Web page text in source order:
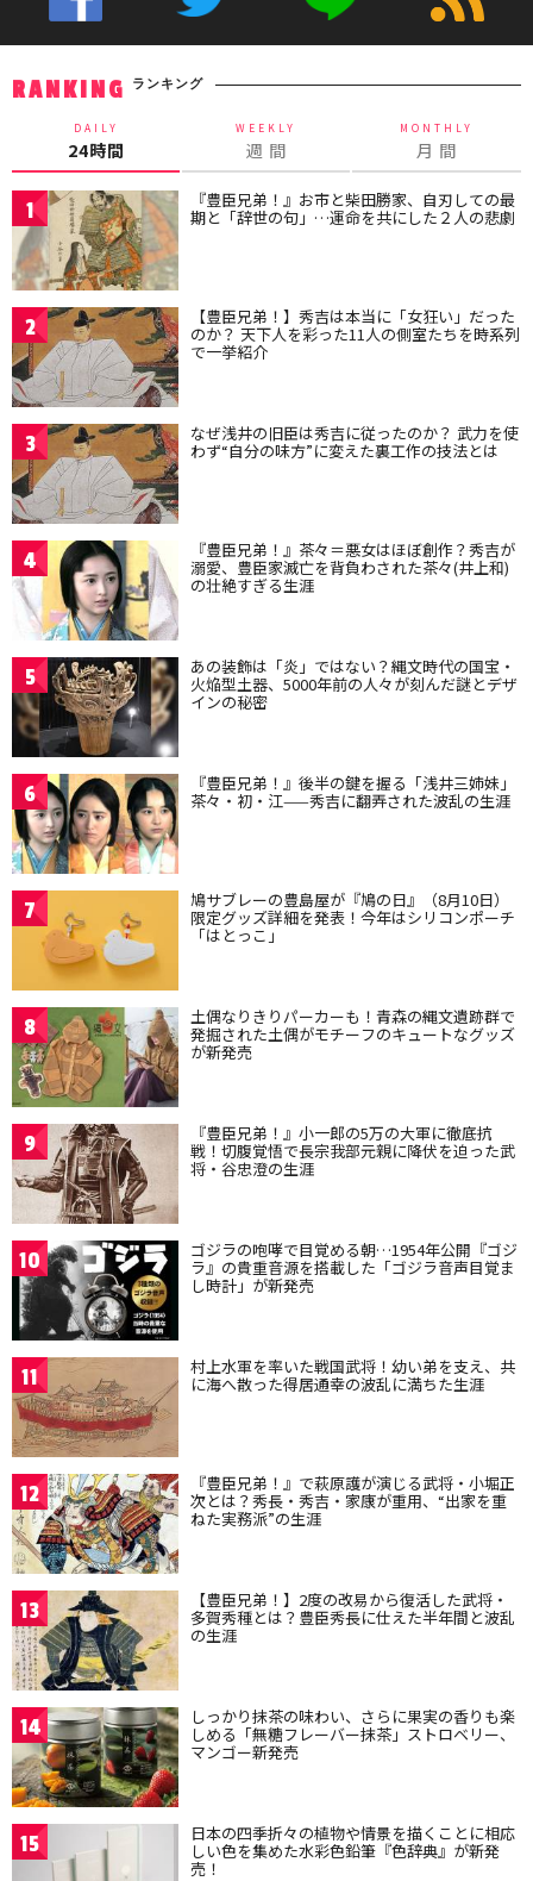
RANKING ランキング
DAILY
24時間
WEEKLY
週 間
MONTHLY
月 間
1 『豊臣兄弟！』お市と柴田勝家、自刃しての最
期と「辞世の句」…運命を共にした２人の悲劇
2 【豊臣兄弟！】秀吉は本当に「女狂い」だった
のか？ 天下人を彩った11人の側室たちを時系列
で一挙紹介
3 なぜ浅井の旧臣は秀吉に従ったのか？ 武力を使
わず“自分の味方”に変えた裏工作の技法とは
4 『豊臣兄弟！』茶々＝悪女はほぼ創作？秀吉が
溺愛、豊臣家滅亡を背負わされた茶々(井上和)
の壮絶すぎる生涯
5 あの装飾は「炎」ではない？縄文時代の国宝・
火焔型土器、5000年前の人々が刻んだ謎とデザ
インの秘密
6 『豊臣兄弟！』後半の鍵を握る「浅井三姉妹」
茶々・初・江——秀吉に翻弄された波乱の生涯
7 鳩サブレーの豊島屋が『鳩の日』（8月10日）
限定グッズ詳細を発表！今年はシリコンポーチ
「はとっこ」
8 土偶なりきりパーカーも！青森の縄文遺跡群で
発掘された土偶がモチーフのキュートなグッズ
が新発売
9 『豊臣兄弟！』小一郎の5万の大軍に徹底抗
戦！切腹覚悟で長宗我部元親に降伏を迫った武
将・谷忠澄の生涯
10 ゴジラの咆哮で目覚める朝…1954年公開『ゴジ
ラ』の貴重音源を搭載した「ゴジラ音声目覚ま
し時計」が新発売
11 村上水軍を率いた戦国武将！幼い弟を支え、共
に海へ散った得居通幸の波乱に満ちた生涯
12 『豊臣兄弟！』で萩原護が演じる武将・小堀正
次とは？秀長・秀吉・家康が重用、“出家を重
ねた実務派”の生涯
13 【豊臣兄弟！】2度の改易から復活した武将・
多賀秀種とは？豊臣秀長に仕えた半年間と波乱
の生涯
14 しっかり抹茶の味わい、さらに果実の香りも楽
しめる「無糖フレーバー抹茶」ストロベリー、
マンゴー新発売
15 日本の四季折々の植物や情景を描くことに相応
しい色を集めた水彩色鉛筆『色辞典』が新発
売！